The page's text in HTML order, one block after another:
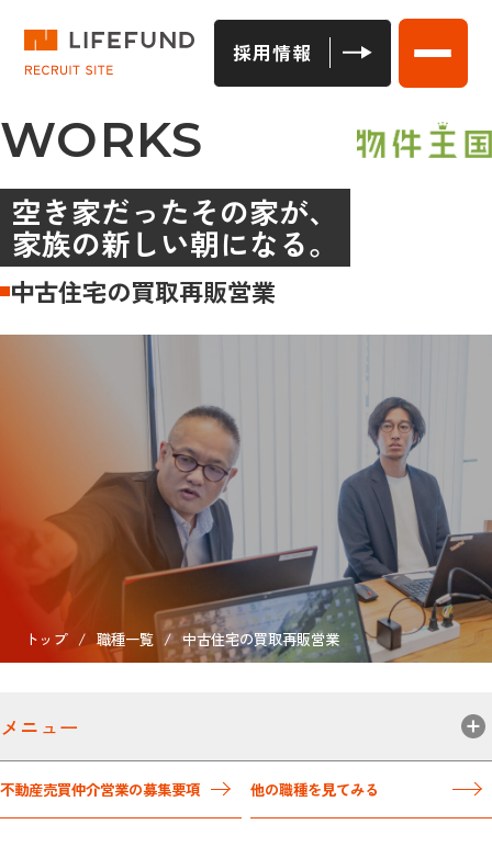
採用情報
WORKS
空き家だったその家が、
家族の新しい朝になる。
中古住宅の買取再販営業
トップ / 職種一覧 / 中古住宅の買取再販営業
メニュー
不動産売買仲介営業の募集要項 他の職種を見てみる